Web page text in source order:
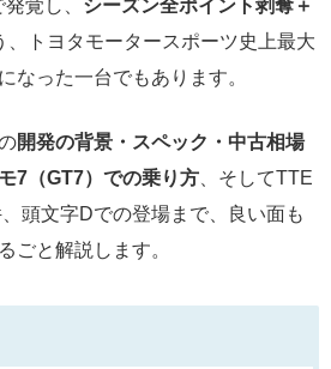
覚し、 シーズン全ポイント剥奪＋
、トヨタモータースポーツ史上最大
なった一台でもあります。
開発の背景・スペック・中古相場
7（GT7）での乗り方 、そしてTTE
頭文字Dでの登場まで、良い面も
ごと解説します。